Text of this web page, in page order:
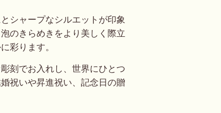
シャープなシルエットが印象
のきらめきをより美しく際立
彩ります。
刻でお入れし、世界にひとつ
祝いや昇進祝い、記念日の贈